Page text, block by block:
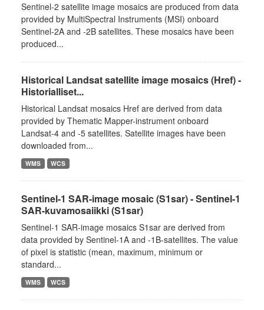
Sentinel-2 satellite image mosaics are produced from data
provided by MultiSpectral Instruments (MSI) onboard
Sentinel-2A and -2B satellites. These mosaics have been
produced...
Historical Landsat satellite image mosaics (Href) -
Historialliset...
Historical Landsat mosaics Href are derived from data
provided by Thematic Mapper-instrument onboard
Landsat-4 and -5 satellites. Satellite images have been
downloaded from...
WMS WCS
Sentinel-1 SAR-image mosaic (S1sar) - Sentinel-1
SAR-kuvamosaiikki (S1sar)
Sentinel-1 SAR-image mosaics S1sar are derived from
data provided by Sentinel-1A and -1B-satellites. The value
of pixel is statistic (mean, maximum, minimum or
standard...
WMS WCS